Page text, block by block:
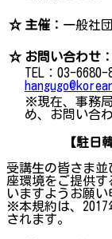
☆ 主催： 一般社
☆ お問い合わせ：
TEL：03-
※現在、事務
め、お問い合
【駐日
受講生の皆さま
座環境をご提供
いますようお願い
※本規約は、2017
されます。